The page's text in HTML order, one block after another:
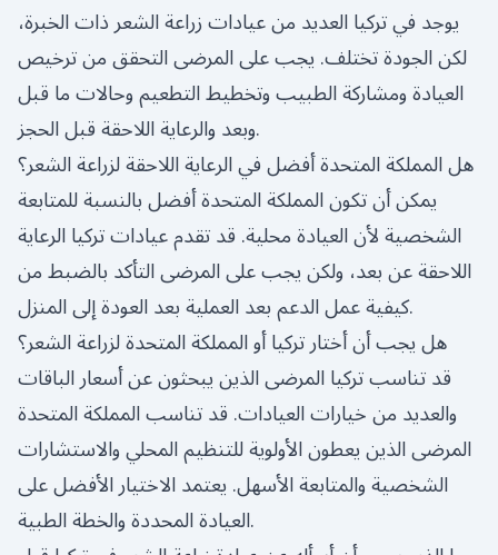
يوجد في تركيا العديد من عيادات زراعة الشعر ذات الخبرة،
لكن الجودة تختلف. يجب على المرضى التحقق من ترخيص
العيادة ومشاركة الطبيب وتخطيط التطعيم وحالات ما قبل
وبعد والرعاية اللاحقة قبل الحجز.
هل المملكة المتحدة أفضل في الرعاية اللاحقة لزراعة الشعر؟
يمكن أن تكون المملكة المتحدة أفضل بالنسبة للمتابعة
الشخصية لأن العيادة محلية. قد تقدم عيادات تركيا الرعاية
اللاحقة عن بعد، ولكن يجب على المرضى التأكد بالضبط من
كيفية عمل الدعم بعد العملية بعد العودة إلى المنزل.
هل يجب أن أختار تركيا أو المملكة المتحدة لزراعة الشعر؟
قد تناسب تركيا المرضى الذين يبحثون عن أسعار الباقات
والعديد من خيارات العيادات. قد تناسب المملكة المتحدة
المرضى الذين يعطون الأولوية للتنظيم المحلي والاستشارات
الشخصية والمتابعة الأسهل. يعتمد الاختيار الأفضل على
العيادة المحددة والخطة الطبية.